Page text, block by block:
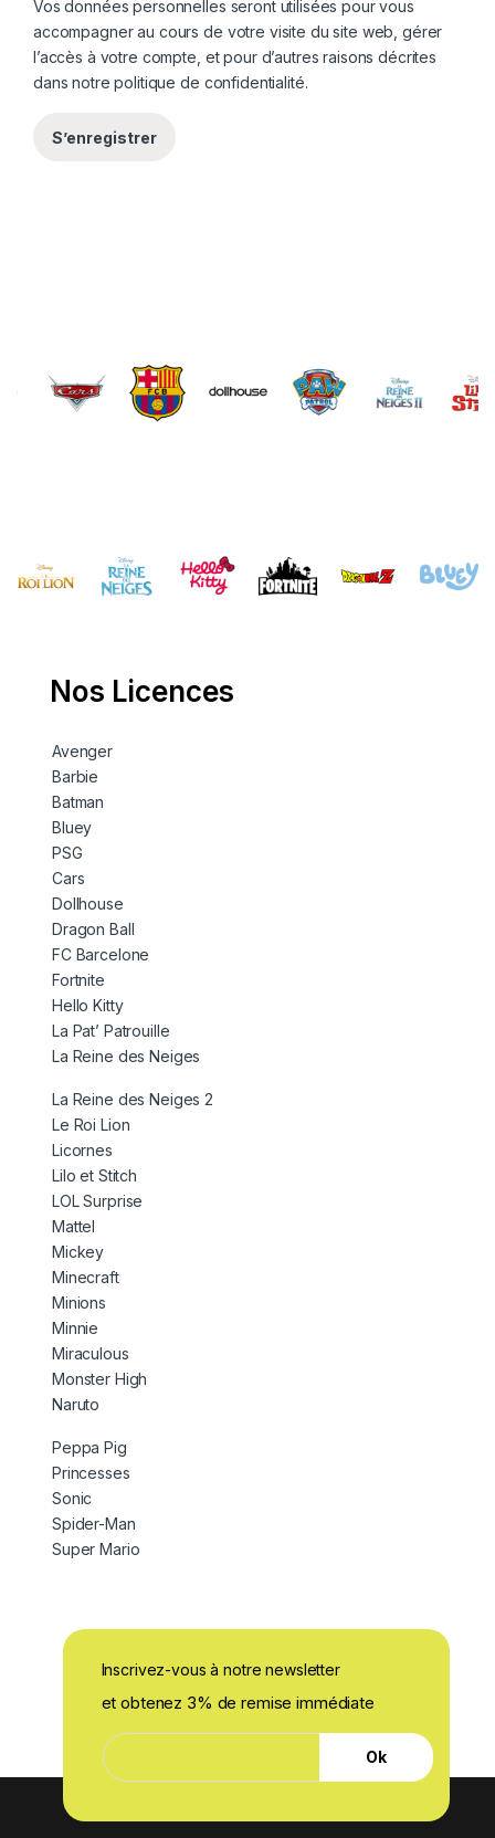
Vos données personnelles seront utilisées pour vous
accompagner au cours de votre visite du site web, gérer
l’accès à votre compte, et pour d’autres raisons décrites
dans notrepolitique de confidentialité.
S’enregistrer
Brands Carousel
Nos Licences
Avenger
Barbie
Batman
Bluey
PSG
Cars
Dollhouse
Dragon Ball
FC Barcelone
Fortnite
Hello Kitty
La Pat’ Patrouille
La Reine des Neiges
La Reine des Neiges 2
Le Roi Lion
Licornes
Lilo et Stitch
LOL Surprise
Mattel
Mickey
Minecraft
Minions
Minnie
Miraculous
Monster High
Naruto
Peppa Pig
Princesses
Sonic
Spider-Man
Super Mario
Inscrivez-vous à notre newsletter
et obtenez 3% de remise immédiate
-
m
l
E
-
m
i
Ok